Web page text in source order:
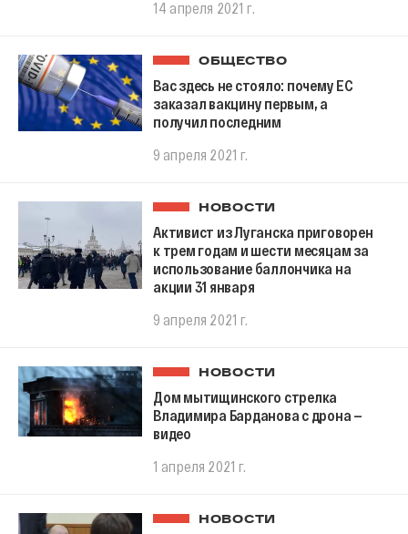
14 апреля 2021 г.
ОБЩЕСТВО
Вас здесь не стояло: почему ЕС
заказал вакцину первым, а
получил последним
9 апреля 2021 г.
НОВОСТИ
Активист из Луганска приговорен
к трем годам и шести месяцам за
использование баллончика на
акции 31 января
9 апреля 2021 г.
НОВОСТИ
Дом мытищинского стрелка
Владимира Барданова с дрона —
видео
1 апреля 2021 г.
НОВОСТИ